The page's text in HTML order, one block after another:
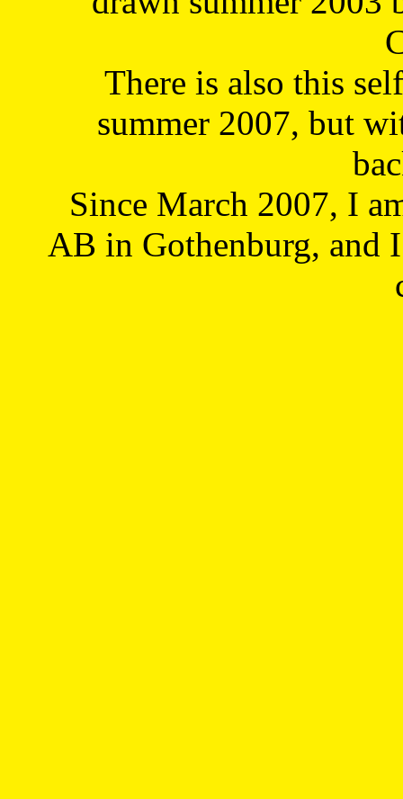
There is also this
summer 2007, but
Since March 2007, I
AB in Gothenburg, and